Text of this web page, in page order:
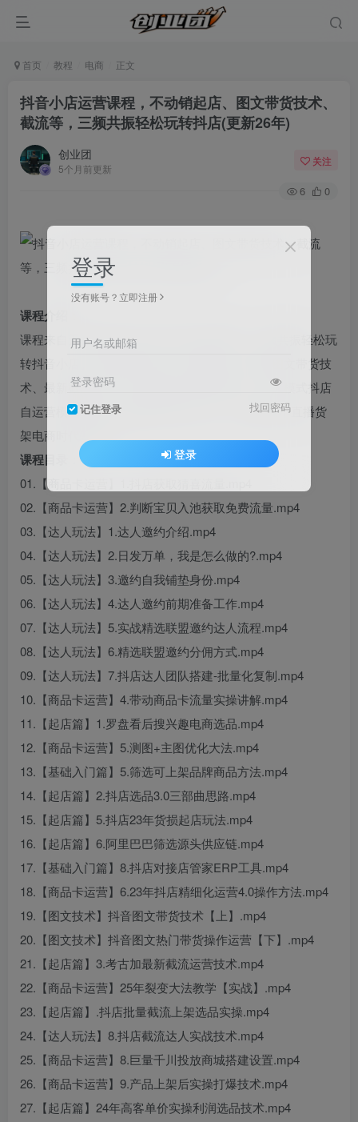
首页 教程 电商 正文
抖音小店运营课程，不动销起店、图文带货技术、
截流等，三频共振轻松玩转抖店(更新26年)
创业团
5个月前更新
关注
6 0
课程介绍：
课程来自天祥电商24年-26年抖店运营课程，三频共振轻松玩
转抖音小店。主要内容包括：不动销起店、最新图文带货技
术、最新截流运营、自然流商品卡爆发玩法、达人模式抖店
自运营模式拆解、短视频+商品卡打法、不拍拍摄不直播货
架电商时代等内容。
课程目录：
01.【商品卡运营】1.抖店获取猜喜流量.mp4
02.【商品卡运营】2.判断宝贝入池获取免费流量.mp4
03.【达人玩法】1.达人邀约介绍.mp4
04.【达人玩法】2.日发万单，我是怎么做的?.mp4
05.【达人玩法】3.邀约自我铺垫身份.mp4
06.【达人玩法】4.达人邀约前期准备工作.mp4
07.【达人玩法】5.实战精选联盟邀约达人流程.mp4
08.【达人玩法】6.精选联盟邀约分佣方式.mp4
09.【达人玩法】7.抖店达人团队搭建-批量化复制.mp4
10.【商品卡运营】4.带动商品卡流量实操讲解.mp4
11.【起店篇】1.罗盘看后搜兴趣电商选品.mp4
12.【商品卡运营】5.测图+主图优化大法.mp4
13.【基础入门篇】5.筛选可上架品牌商品方法.mp4
14.【起店篇】2.抖店选品3.0三部曲思路.mp4
15.【起店篇】5.抖店23年货损起店玩法.mp4
16.【起店篇】6.阿里巴巴筛选源头供应链.mp4
17.【基础入门篇】8.抖店对接店管家ERP工具.mp4
18.【商品卡运营】6.23年抖店精细化运营4.0操作方法.mp4
19.【图文技术】抖音图文带货技术【上】.mp4
20.【图文技术】抖音图文热门带货操作运营【下】.mp4
21.【起店篇】3.考古加最新截流运营技术.mp4
22.【商品卡运营】25年裂变大法教学【实战】.mp4
23.【起店篇】.抖店批量截流上架选品实操.mp4
24.【达人玩法】8.抖店截流达人实战技术.mp4
25.【商品卡运营】8.巨量千川投放商城搭建设置.mp4
26.【商品卡运营】9.产品上架后实操打爆技术.mp4
27.【起店篇】24年高客单价实操利润选品技术.mp4
登录
没有账号？立即注册
用户名或邮箱
登录密码
记住登录 找回密码
登录